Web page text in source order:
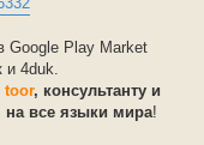
Google Play Market
и 4duk.
toor, консультанту и
на все языки мира!